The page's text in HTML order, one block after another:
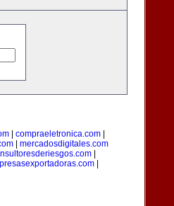
compraeletronica.com
| mercadosdigitales.com
|